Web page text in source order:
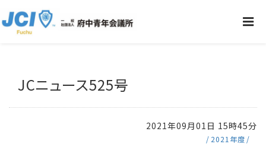
JCニュース525号
2021年09月01日 15時45分
2021年度